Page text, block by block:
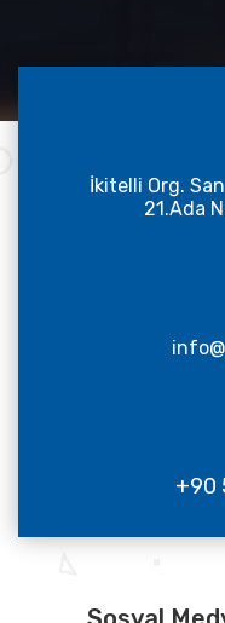
İkitelli Org.
21.Ada
+90